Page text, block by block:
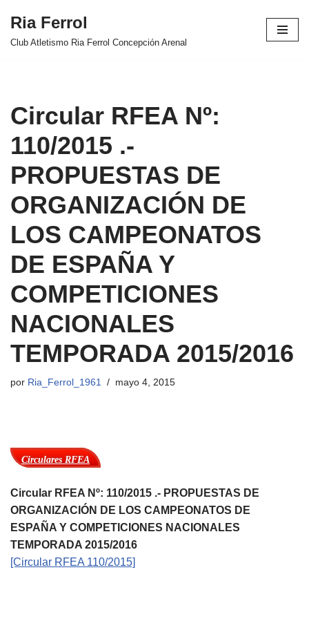
Saltar
Ria Ferrol
Club Atletismo Ria Ferrol Concepción Arenal
Circular RFEA Nº:
110/2015 .-
PROPUESTAS DE
ORGANIZACIÓN DE
LOS CAMPEONATOS
DE ESPAÑA Y
COMPETICIONES
NACIONALES
TEMPORADA 2015/2016
por Ria_Ferrol_1961 mayo 4, 2015
Circulares RFEA
Circular RFEA Nº: 110/2015 .- PROPUESTAS DE
ORGANIZACIÓN DE LOS CAMPEONATOS DE
ESPAÑA Y COMPETICIONES NACIONALES
TEMPORADA 2015/2016
[Circular RFEA 110/2015]